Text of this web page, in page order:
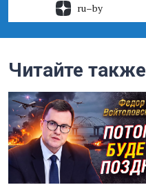
ru–by
Читайте также